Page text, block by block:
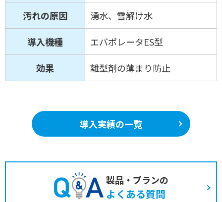
汚れの原因 湧水、雪解け水
導入機種 エバポレータES型
効果 離型剤の薄まり防止
導入実績の一覧
製品・プランの
よくある質問